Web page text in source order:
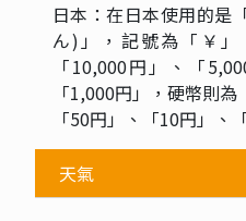
日本：在日本使用的是
ん)」，記號為「￥
「10,000円」、「
「1,000円」，硬幣則
「50円」、「10円」、
天氣